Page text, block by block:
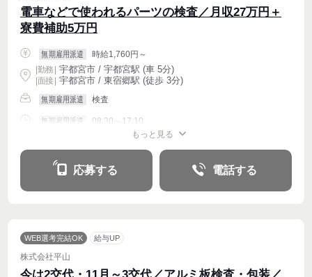
電車などで使われるパーツの検査／月収27万円＋
寮費補助5万円
無期雇用派遣
時給1,760円～
|勤務 宇都宮市 / 宇都宮駅 (車 5分)
| 面接 | 宇都宮市 / 東宿郷駅 (徒歩 3分)
無期雇用派遣 検査
無期雇用派遣 08:30～17:10
もっと見る
応募する 電話する
WEB選考完結OK 給与UP
株式会社平山